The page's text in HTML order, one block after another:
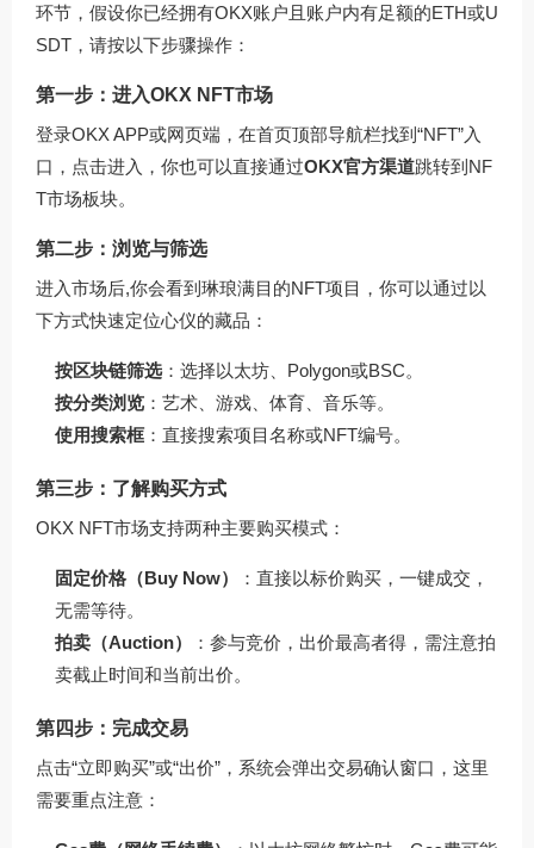
环节，假设你已经拥有OKX账户且账户内有足额的ETH或U
SDT，请按以下步骤操作：
第一步：进入OKX NFT市场
登录OKX APP或网页端，在首页顶部导航栏找到“NFT”入
口，点击进入，你也可以直接通过OKX官方渠道跳转到NF
T市场板块。
第二步：浏览与筛选
进入市场后,你会看到琳琅满目的NFT项目，你可以通过以
下方式快速定位心仪的藏品：
按区块链筛选：选择以太坊、Polygon或BSC。
按分类浏览 ：艺术、游戏、体育、音乐等。
使用搜索框：直接搜索项目名称或NFT编号。
第三步：了解购买方式
OKX NFT市场支持两种主要购买模式：
固定价格（Buy Now）
：直接以标价购买，一键成交，
无需等待。
拍卖（Auction）
：参与竞价，出价最高者得，需注意拍
卖截止时间和当前出价。
第四步：完成交易
点击“立即购买”或“出价”，系统会弹出交易确认窗口，这里
需要重点注意：